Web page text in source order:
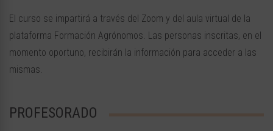
El curso se impartirá a través del Zoom y del aula virtual de la
plataforma Formación Agrónomos. Las personas inscritas, en el
momento oportuno, recibirán la información para acceder a las
mismas.
PROFESORADO